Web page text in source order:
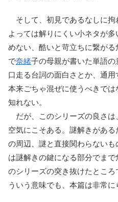
そして、初見であるなしに拘
よっては解りにくい小ネタが
めない、酷いと苛立ちに繋が
で奈緒子の母親が書いた単語の
口走る台詞の面白さとか、通用
本来ごちゃ混ぜに使うべきで
知れない。
だが、このシリーズの良さは
空気にこそある。謎解きがあ
の周辺、謎と直接関わらない
は謎解きの鍵になる部分でま
のシリーズの突き抜けたとこ
ういう意味でも、本篇は非常に